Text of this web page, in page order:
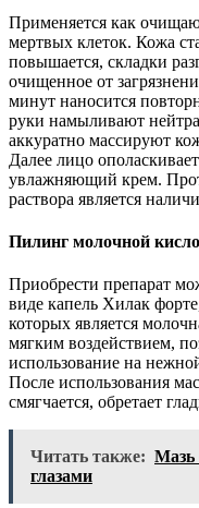
Применяется как
мертвых клеток. Кожа
повышается, складки
очищенное от
минут наносится
руки намыливают
аккуратно массируют
Далее лицо
увлажняющий крем.
раствора является
Пилинг молочной
Приобрести препарат
виде капель Хилак
которых является
мягким воздействием,
использование на
После использования
смягчается, обретает
Читать также: Мазь
глазами